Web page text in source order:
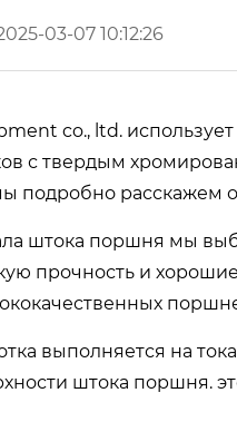
03-07 10:12:26
co., ltd.
с твердым
подробно
штока поршня мы
прочность и
выполняется на
штока поршня.